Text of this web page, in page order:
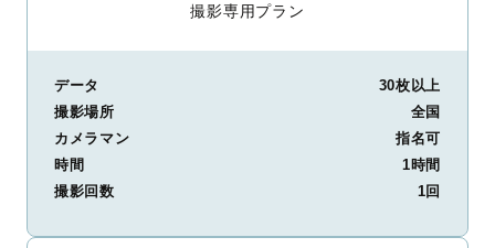
撮影専用プラン
データ
30枚以上
撮影場所
全国
カメラマン
指名可
時間
1時間
撮影回数
1回